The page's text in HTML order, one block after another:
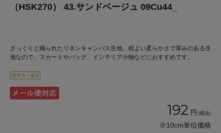
（HSK270） 43.サンドベージュ 09Cu44_
ざっくりと織られたリネンキャンバス生地。程よい柔らかさで厚みのある生
地なので、スカートやバッグ、インテリア小物などにおすすめです。
192 円 (税込)
※10cm単位価格